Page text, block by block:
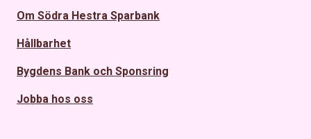
Om Södra Hestra Sparbank
Hållbarhet
Bygdens Bank och Sponsring
Jobba hos oss